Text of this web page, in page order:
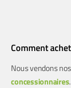
Comment
Nous vendons
concessionnaires